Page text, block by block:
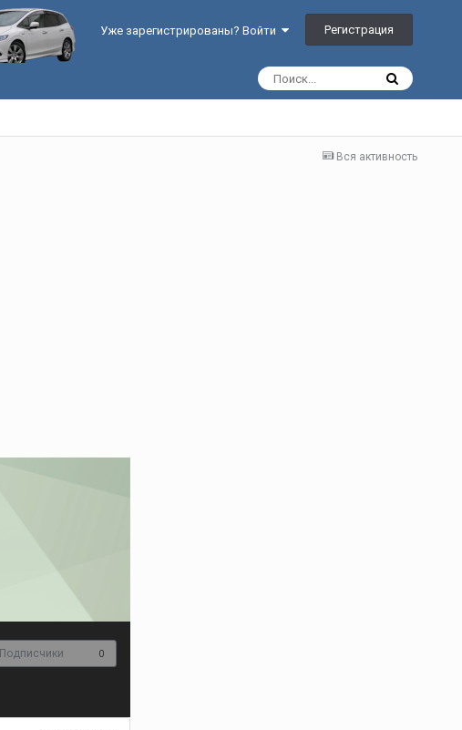
Уже зарегистрированы? Войти Регистрация
Вся активность
Подписчики 0